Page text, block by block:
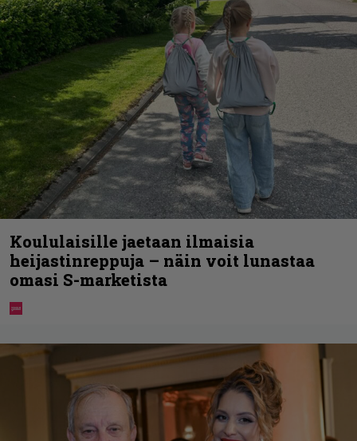
Koululaisille jaetaan ilmaisia
heijastinreppuja – näin voit lunastaa
omasi S-marketista